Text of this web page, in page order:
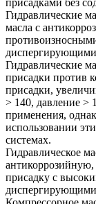
присадками без
Гидравлические
масла с
Гидравлические
присадки против
присадки,
> 140, давление >
применения,
использовании
системах.
Гидравлическое
присадку с